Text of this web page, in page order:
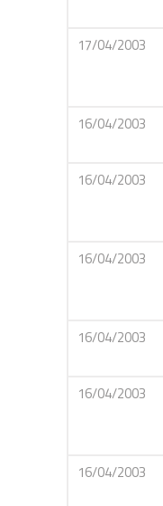
17/04/2003
16/04/2003
16/04/2003
16/04/2003
16/04/2003
16/04/2003
16/04/2003